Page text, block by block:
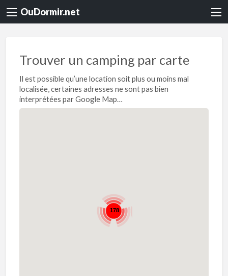
OuDormir.net
Trouver un camping par carte
Il est possible qu’une location soit plus ou moins mal
localisée, certaines adresses ne sont pas bien
interprétées par Google Map…
178